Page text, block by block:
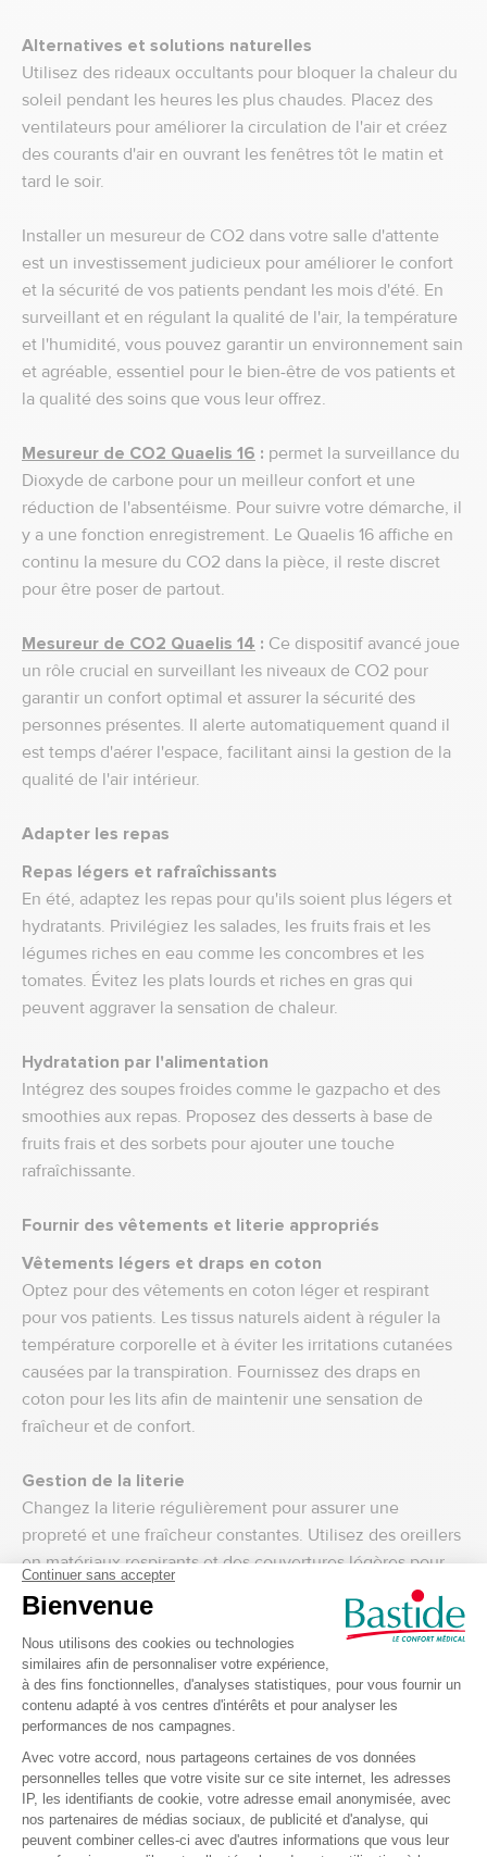
Alternatives et solutions naturelles
Utilisez des rideaux occultants pour bloquer la chaleur du
soleil pendant les heures les plus chaudes. Placez des
ventilateurs pour améliorer la circulation de l'air et créez
des courants d'air en ouvrant les fenêtres tôt le matin et
tard le soir.
Installer un mesureur de CO2 dans votre salle d'attente
est un investissement judicieux pour améliorer le confort
et la sécurité de vos patients pendant les mois d'été. En
surveillant et en régulant la qualité de l'air, la température
et l'humidité, vous pouvez garantir un environnement sain
et agréable, essentiel pour le bien-être de vos patients et
la qualité des soins que vous leur offrez.
Mesureur de CO2 Quaelis 16 : permet la surveillance du
Dioxyde de carbone pour un meilleur confort et une
réduction de l'absentéisme. Pour suivre votre démarche, il
y a une fonction enregistrement. Le Quaelis 16 affiche en
continu la mesure du CO2 dans la pièce, il reste discret
pour être poser de partout.
Mesureur de CO2 Quaelis 14 : Ce dispositif avancé joue
un rôle crucial en surveillant les niveaux de CO2 pour
garantir un confort optimal et assurer la sécurité des
personnes présentes. Il alerte automatiquement quand il
est temps d'aérer l'espace, facilitant ainsi la gestion de la
qualité de l'air intérieur.
Adapter les repas
Repas légers et rafraîchissants
En été, adaptez les repas pour qu'ils soient plus légers et
hydratants. Privilégiez les salades, les fruits frais et les
légumes riches en eau comme les concombres et les
tomates. Évitez les plats lourds et riches en gras qui
peuvent aggraver la sensation de chaleur.
Hydratation par l'alimentation
Intégrez des soupes froides comme le gazpacho et des
smoothies aux repas. Proposez des desserts à base de
fruits frais et des sorbets pour ajouter une touche
rafraîchissante.
Fournir des vêtements et literie appropriés
Vêtements légers et draps en coton
Optez pour des vêtements en coton léger et respirant
pour vos patients. Les tissus naturels aident à réguler la
température corporelle et à éviter les irritations cutanées
causées par la transpiration. Fournissez des draps en
coton pour les lits afin de maintenir une sensation de
fraîcheur et de confort.
Gestion de la literie
Changez la literie régulièrement pour assurer une
propreté et une fraîcheur constantes. Utilisez des oreillers
en matériaux respirants et des couvertures légères pour
les nuits plus fraîches.
Éduquer sur les signes de déshydratation et de coup
de chaleur
Sensibilisation
Il est essentiel d'éduquer vos patients et leur famille sur
les signes de déshydratation et de coup de chaleur.
Fournissez des informations claires sur les symptômes à
surveiller, comme la sécheresse buccale, les
étourdissements, et la fatigue extrême. Expliquez les